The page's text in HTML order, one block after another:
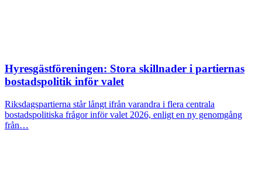
Hyresgästföreningen: Stora skillnader i partiernas
bostadspolitik inför valet
Riksdagspartierna står långt ifrån varandra i flera centrala
bostadspolitiska frågor inför valet 2026, enligt en ny genomgång
från…